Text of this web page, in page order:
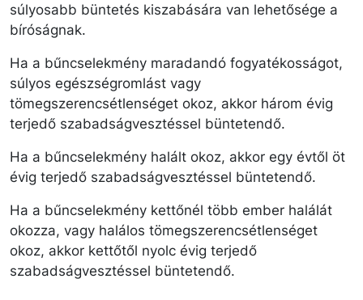
súlyosabb büntetés kiszabására van lehetősége a
bíróságnak.
Ha a bűncselekmény maradandó fogyatékosságot,
súlyos egészségromlást vagy
tömegszerencsétlenséget okoz, akkor három évig
terjedő szabadságvesztéssel büntetendő.
Ha a bűncselekmény halált okoz, akkor egy évtől öt
évig terjedő szabadságvesztéssel büntetendő.
Ha a bűncselekmény kettőnél több ember halálát
okozza, vagy halálos tömegszerencsétlenséget
okoz, akkor kettőtől nyolc évig terjedő
szabadságvesztéssel büntetendő.